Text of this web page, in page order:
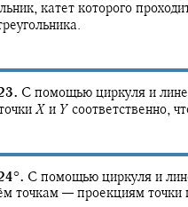
катет которого
С помощью циркуля и
X и Y соответственно,
°. С помощью циркуля и
точкам — проекциям точки